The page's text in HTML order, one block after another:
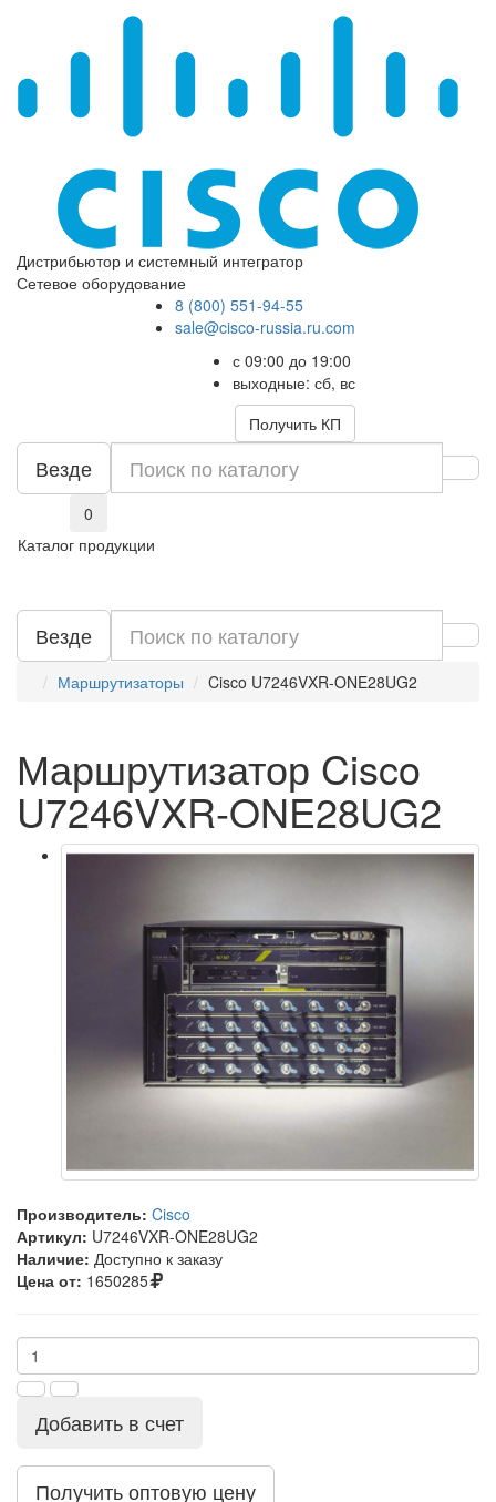
Дистрибьютор и системный интегратор
Сетевое оборудование
8 (800) 551-94-55
sale@cisco-russia.ru.com
с 09:00 до 19:00
выходные: сб, вс
Получить КП
Везде
0
Каталог продукции
Везде
Маршрутизаторы Cisco U7246VXR-ONE28UG2
Маршрутизатор Cisco
U7246VXR-ONE28UG2
Производитель: Cisco
Артикул: U7246VXR-ONE28UG2
Наличие: Доступно к заказу
Цена от: 1650285
Добавить в счет
Получить оптовую цену